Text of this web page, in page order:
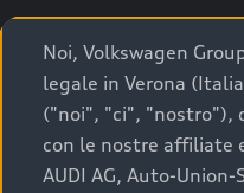
A breve verrai
Audi Center o
che ti supporterà
Noi, Volkswagen
legale in Verona
("noi", "ci", "nostro"),
con le nostre affiliate
AUDI AG, Auto-